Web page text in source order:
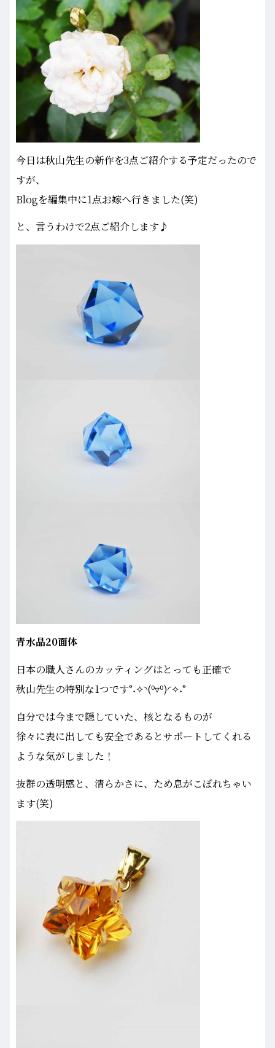
今日は秋山先生の新作を3点ご紹介する予定だったので
すが、
Blogを編集中に1点お嫁へ行きました(笑)
と、言うわけで2点ご紹介します♪
青水晶20面体
日本の職人さんのカッティングはとっても正確で
秋山先生の特別な1つです°˖✧◝(⁰▿⁰)◜✧˖°
自分では今まで隠していた、核となるものが
徐々に表に出しても安全であるとサポートしてくれる
ような気がしました！
抜群の透明感と、清らかさに、ため息がこぼれちゃい
ます(笑)